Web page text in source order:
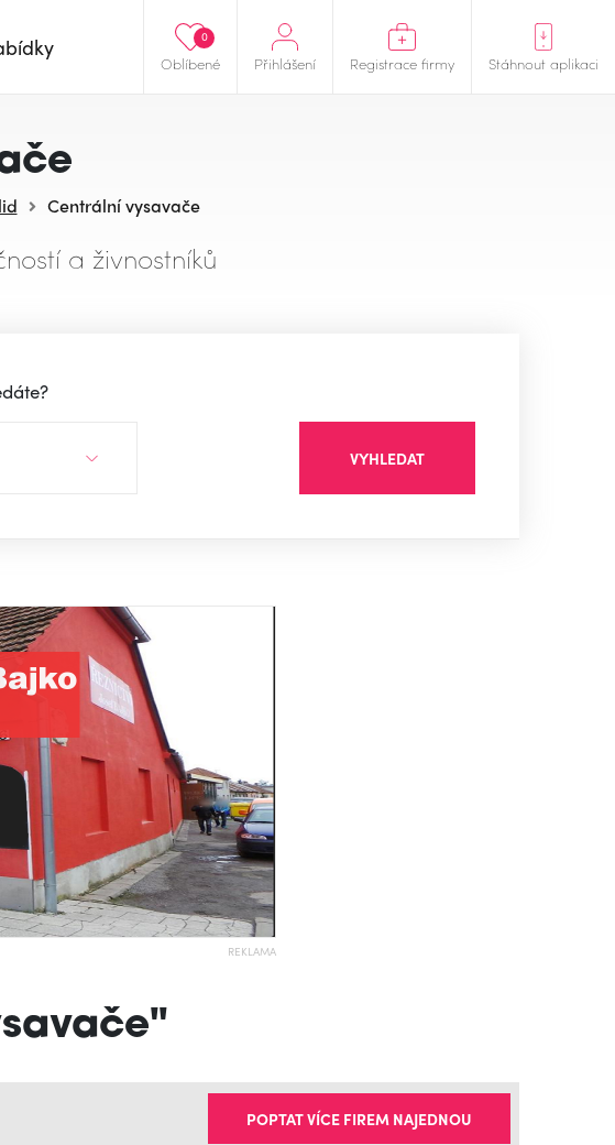
Oblíbené
0
Přihlášení Registrace firmy Stáhnout aplikaci
Centrální vysavače
a živnostníků
VYHLEDAT
REKLAMA
POPTAT VÍCE FIREM NAJEDNOU